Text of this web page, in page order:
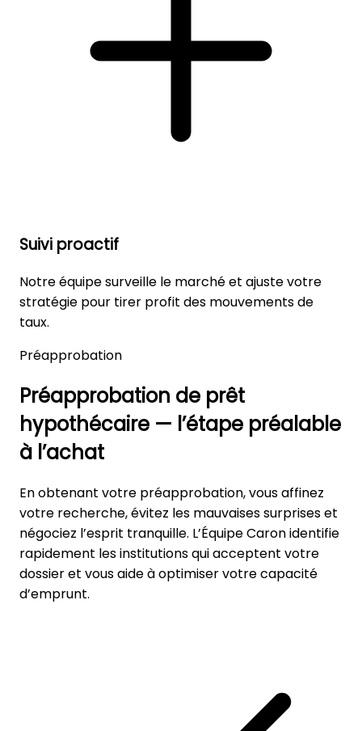
Suivi proactif
Notre équipe surveille le marché et ajuste votre
stratégie pour tirer profit des mouvements de
taux.
Préapprobation
Préapprobation de prêt
hypothécaire — l’étape préalable
à l’achat
En obtenant votre préapprobation, vous affinez
votre recherche, évitez les mauvaises surprises et
négociez l’esprit tranquille. L’Équipe Caron identifie
rapidement les institutions qui acceptent votre
dossier et vous aide à optimiser votre capacité
d’emprunt.